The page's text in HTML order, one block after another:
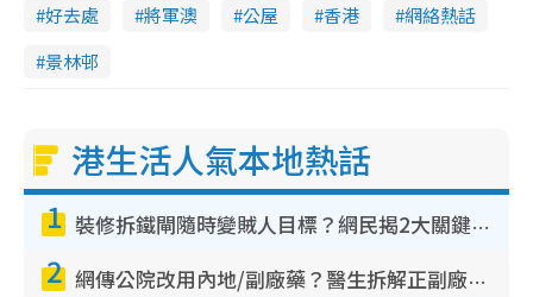
好去處 將軍澳 公屋 香港
網絡熱話
景林邨
港生活人氣本地熱話
1 裝修拆鐵閘隨時變賊人目標？網民揭2大關鍵用途：裝新式等於白裝？附新舊鐵閘分別
2 網傳公院改用內地/副廠藥？醫生拆解正副廠分別 揭4類人換藥隨時出事